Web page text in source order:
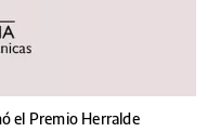
el Premio Herralde